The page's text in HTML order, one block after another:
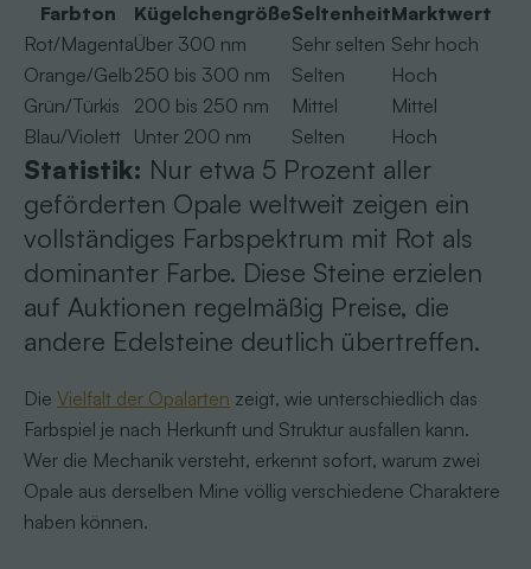
Farbton KügelchengrößeSeltenheitMarktwert
Rot/MagentaÜber 300 nm Sehr selten Sehr hoch
Orange/Gelb250 bis 300 nm Selten
Hoch
Grün/Türkis
200 bis 250 nm Mittel
Mittel
Blau/Violett
Unter 200 nm Selten Hoch
Statistik: Nur etwa 5 Prozent aller
geförderten Opale weltweit zeigen ein
vollständiges Farbspektrum mit Rot als
dominanter Farbe. Diese Steine erzielen
auf Auktionen regelmäßig Preise, die
andere Edelsteine deutlich übertreffen.
Die Vielfalt der Opalarten zeigt, wie unterschiedlich das
Farbspiel je nach Herkunft und Struktur ausfallen kann.
Wer die Mechanik versteht, erkennt sofort, warum zwei
Opale aus derselben Mine völlig verschiedene Charaktere
haben können.